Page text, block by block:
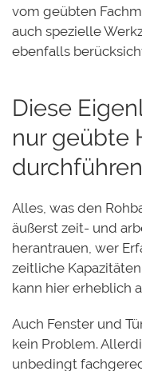
vom geübten
auch spezielle
ebenfalls
Diese
nur geübte
durchführen
Alles, was den
äußerst zeit- und
herantrauen, wer
zeitliche
kann hier erheblich
Auch Fenster und
kein Problem.
unbedingt